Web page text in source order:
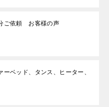
ご依頼 お客様の声
ーベッド、タンス、ヒーター、